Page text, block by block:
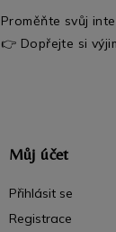
Proměňte svůj
👉 Dopřejte si
Můj účet
Přihlásit se
Registrace